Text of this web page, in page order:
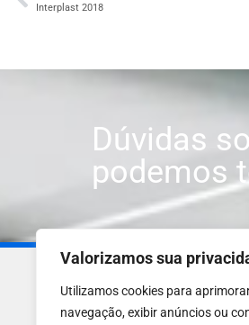
Valorizamos sua
Utilizamos cookies para
navegação, exibir anúncios ou
Interplast 2018
Dúvidas
podemos